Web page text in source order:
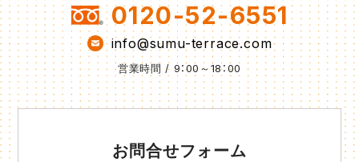
0120-52-6551
info@sumu-terrace.com
営業時間 / 9：00～18：00
お問合せフォーム